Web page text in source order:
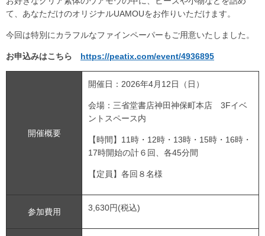
て、あなただけのオリジナルUAMOUをお作りいただけます。
今回は特別にカラフルなファインペーパーもご用意いたしました。
お申込みはこちら https://peatix.com/event/4936895
開催概要
開催日：2026年4月12日（日）
会場：三省堂書店神田神保町本店 3Fイベ
ントスペース内
【時間】11時・12時・13時・15時・16時・
17時開始の計６回、各45分間
【定員】各回８名様
参加費用 3,630円(税込)